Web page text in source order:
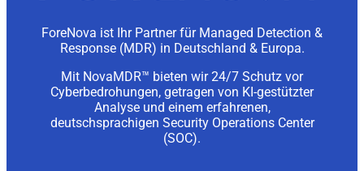
ForeNova ist Ihr Partner für Managed Detection &
Response (MDR) in Deutschland & Europa.
Mit NovaMDR™ bieten wir 24/7 Schutz vor
Cyberbedrohungen, getragen von KI-gestützter
Analyse und einem erfahrenen,
deutschsprachigen Security Operations Center
(SOC).